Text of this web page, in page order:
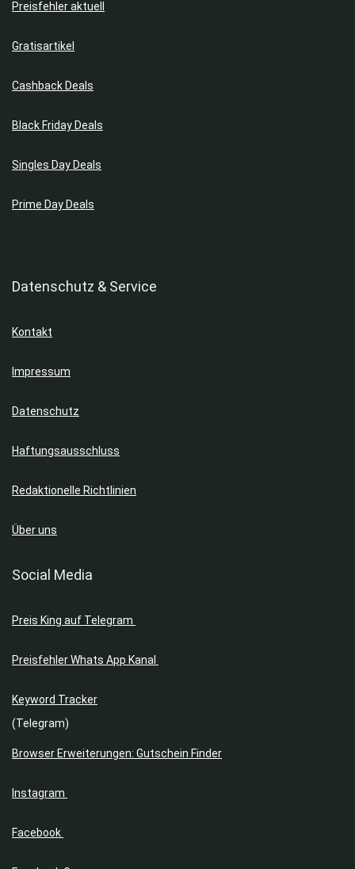
Preisfehler aktuell
Gratisartikel
Cashback Deals
Black Friday Deals
Singles Day Deals
Prime Day Deals
Datenschutz & Service
Kontakt
Impressum
Datenschutz
Haftungsausschluss
Redaktionelle Richtlinien
Über uns
Social Media
Preis King auf Telegram
Preisfehler Whats App Kanal
Keyword Tracker
(Telegram)
Browser Erweiterungen: Gutschein Finder
Instagram
Facebook